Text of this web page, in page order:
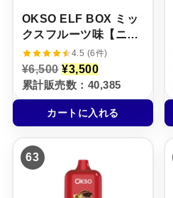
OKSO ELF BOX ミッ
クスフルーツ味【ニコ
パフ】5%4.5 (6件)
¥6,500 元
の
価
格
は
¥
0
0
¥3,500現
在
の
価
格
は
5
0
累計販売数：40,385
カートに入れる
63